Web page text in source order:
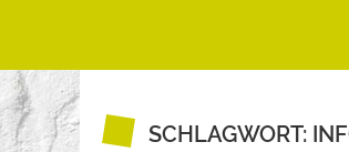
SCHLAGWORT: